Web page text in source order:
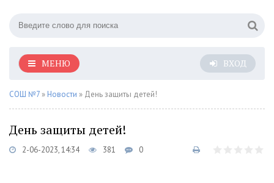
ВХОД
МЕНЮ
СОШ №7 » Новости » День защиты детей!
День защиты детей!
2-06-2023, 14:34 381 0